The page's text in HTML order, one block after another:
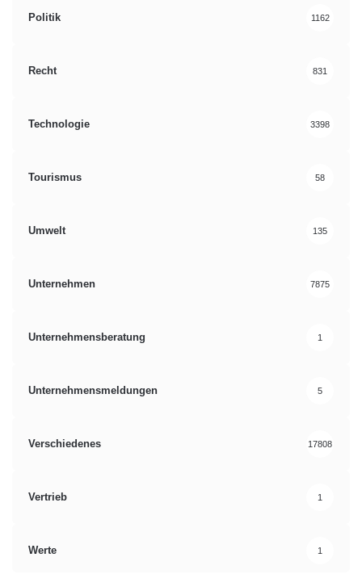
Politik 1162
Recht 831
Technologie 3398
Tourismus 58
Umwelt 135
Unternehmen 7875
Unternehmensberatung 1
Unternehmensmeldungen 5
Verschiedenes 17808
Vertrieb 1
Werte 1